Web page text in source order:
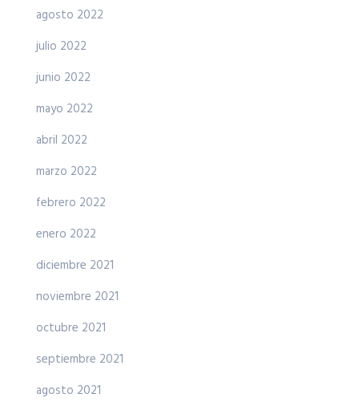
agosto 2022
julio 2022
junio 2022
mayo 2022
abril 2022
marzo 2022
febrero 2022
enero 2022
diciembre 2021
noviembre 2021
octubre 2021
septiembre 2021
agosto 2021